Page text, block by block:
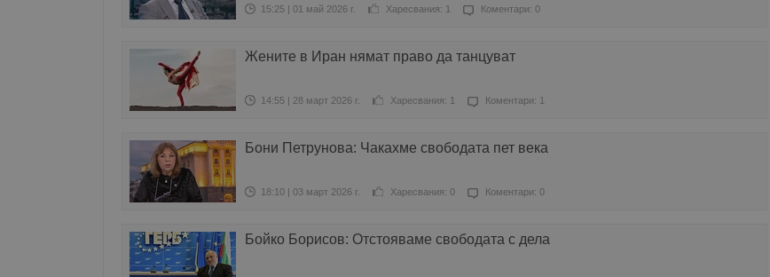
15:25 | 01 май 2026 г. Харесвания: 1 Коментари: 0
Жените в Иран нямат право да танцуват
14:55 | 28 март 2026 г. Харесвания: 1 Коментари: 1
Бони Петрунова: Чакахме свободата пет века
18:10 | 03 март 2026 г. Харесвания: 0 Коментари: 0
Бойко Борисов: Отстояваме свободата с дела